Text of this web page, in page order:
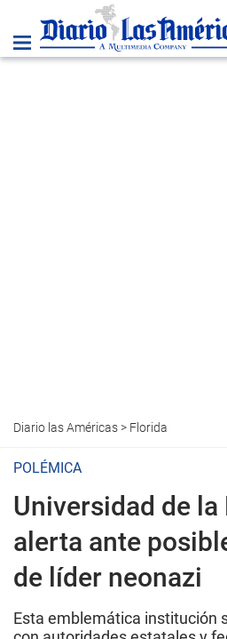
Diario las Américas> Florida
POLÉMICA
Universidad de la
alerta ante
de líder neonazi
Esta emblemática institución